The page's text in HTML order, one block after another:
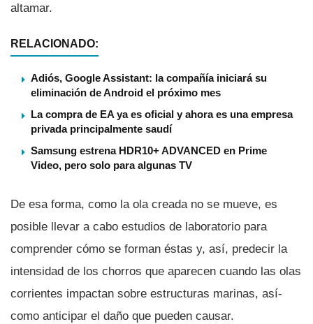
altamar.
RELACIONADO:
Adiós, Google Assistant: la compañía iniciará su
eliminación de Android el próximo mes
La compra de EA ya es oficial y ahora es una empresa
privada principalmente saudí
Samsung estrena HDR10+ ADVANCED en Prime
Video, pero solo para algunas TV
De esa forma, como la ola creada no se mueve, es
posible llevar a cabo estudios de laboratorio para
comprender cómo se forman éstas y, así­, predecir la
intensidad de los chorros que aparecen cuando las olas
corrientes impactan sobre estructuras marinas, así­
como anticipar el daño que pueden causar.